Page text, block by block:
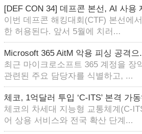
[DEF CON 34] 데프콘 본선, AI 사용
이번 데프콘 해킹대회(CTF) 본선에
한 허용된다. 앞서 5월에 치러...
Microsoft 365 AitM 악용 피싱 공격으
최근 마이크로소프트 365 계정을 장
관련된 주요 담당자를 식별하고, ...
체코, 1억달러 투입 ‘C-ITS’ 본격 가
체코의 차세대 지능형 교통체계(C-
어 상용 서비스와 전국 확산 단계...